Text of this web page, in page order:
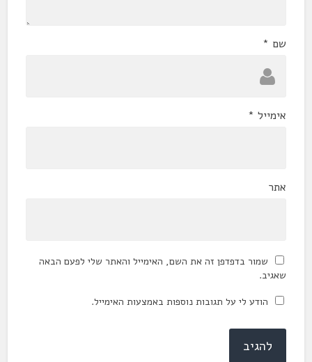
שם *
אימייל *
אתר
שמור בדפדפן זה את השם, האימייל והאתר שלי לפעם הבאה
שאגיב.
הודע לי על תגובות נוספות באמצעות האימייל.